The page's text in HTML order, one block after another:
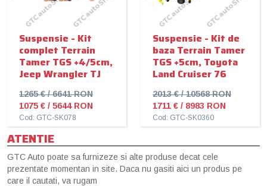
Suspensie - Kit
complet Terrain
Tamer TGS +4/5cm,
Jeep Wrangler TJ
1265 € / 6641 RON
1075 € / 5644 RON
Cod: GTC-SK078
Suspensie - Kit de
baza Terrain Tamer
TGS +5cm, Toyota
Land Cruiser 76
2013 € / 10568 RON
1711 € / 8983 RON
Cod: GTC-SK0360
ATENTIE
GTC Auto poate sa furnizeze si alte produse decat cele
prezentate momentan in site. Daca nu gasiti aici un produs pe
care il cautati, va rugam